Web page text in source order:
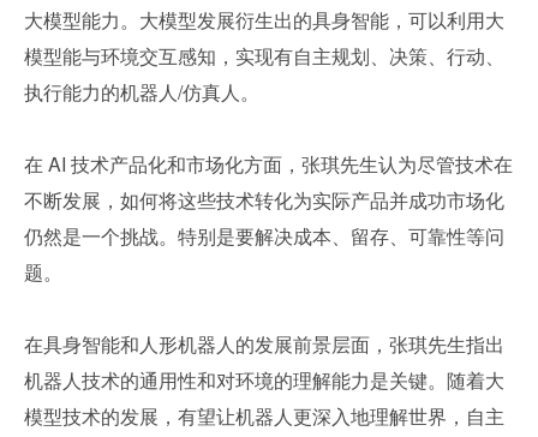
大模型能力。大模型发展衍生出的具身智能，可以利用大
模型能与环境交互感知，实现有自主规划、决策、行动、
执行能力的机器人/仿真人。
在 AI 技术产品化和市场化方面，张琪先生认为尽管技术在
不断发展，如何将这些技术转化为实际产品并成功市场化
仍然是一个挑战。特别是要解决成本、留存、可靠性等问
题。
在具身智能和人形机器人的发展前景层面，张琪先生指出
机器人技术的通用性和对环境的理解能力是关键。随着大
模型技术的发展，有望让机器人更深入地理解世界，自主